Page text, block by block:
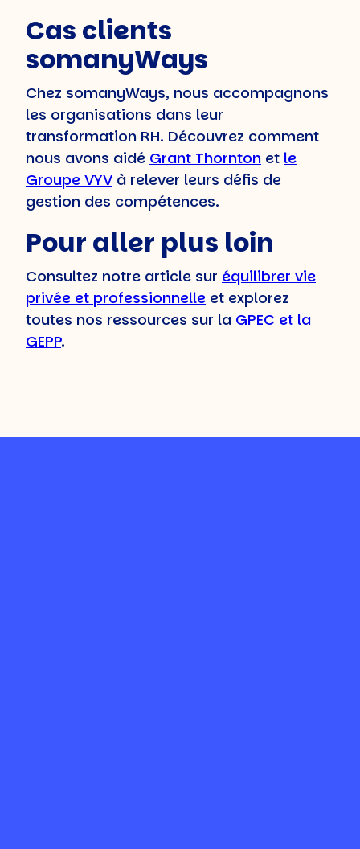
Cas clients
somanyWays
Chez somanyWays, nous accompagnons
les organisations dans leur
transformation RH. Découvrez comment
nous avons aidé Grant Thornton et le
Groupe VYV à relever leurs défis de
gestion des compétences.
Pour aller plus loin
Consultez notre article sur équilibrer vie
privée et professionnelle et explorez
toutes nos ressources sur la GPEC et la
GEPP.